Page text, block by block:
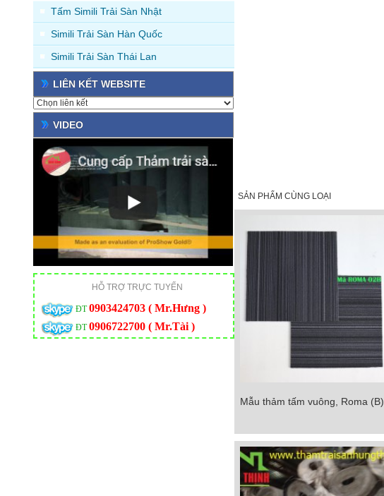
Tấm Simili Trải Sàn Nhật
Simili Trải Sàn Hàn Quốc
Simili Trải Sàn Thái Lan
LIÊN KẾT WEBSITE
VIDEO
HỖ TRỢ TRỰC TUYẾN
ĐT0903424703 ( Mr.Hưng )
ĐT0906722700 ( Mr.Tài )
SẢN PHẨM CÙNG LOẠI
Mẫu thảm tấm vuông, Roma (B)
Mẫu thảm tấm vuông, Roma (B)